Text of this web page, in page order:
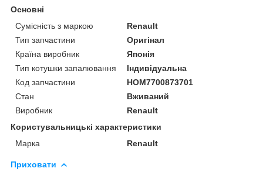
Основні
Сумісність з маркою
Renault
Тип запчастини
Оригінал
Країна виробник
Японія
Тип котушки запалювання
Індивідуальна
Код запчастини
HOM7700873701
Стан
Вживаний
Виробник
Renault
Користувальницькі характеристики
Марка
Renault
Приховати